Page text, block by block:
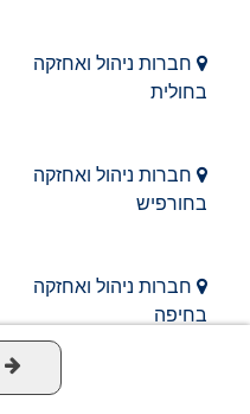
חברות ניהול ואחזקה
בחולית
חברות ניהול ואחזקה
בחורפיש
חברות ניהול ואחזקה
בחיפה
חברות ניהול ואחזקה